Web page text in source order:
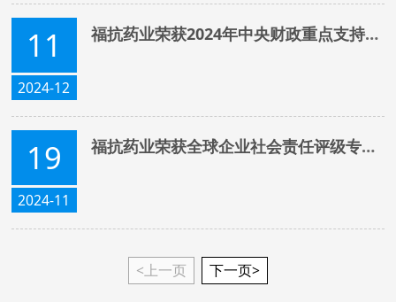
11
2024-12
福抗药业荣获2024年中央财政重点支持“小巨人”企业
19
2024-11
福抗药业荣获全球企业社会责任评级专业机构EcoVadis银牌认证
<上一页 下一页>